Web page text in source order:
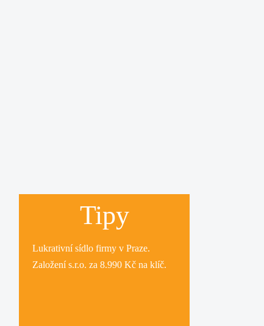
Tipy
Lukrativnísídlo firmy v Praze.
Založení s.r.o. za 8.990 Kč na klíč.